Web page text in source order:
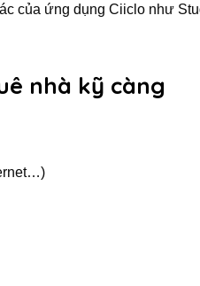
của ứng dụng Ciiclo như
nhà kỹ càng